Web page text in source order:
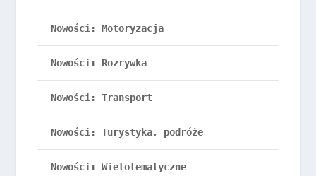
Nowości: Motoryzacja
Nowości: Rozrywka
Nowości: Transport
Nowości: Turystyka, podróże
Nowości: Wielotematyczne